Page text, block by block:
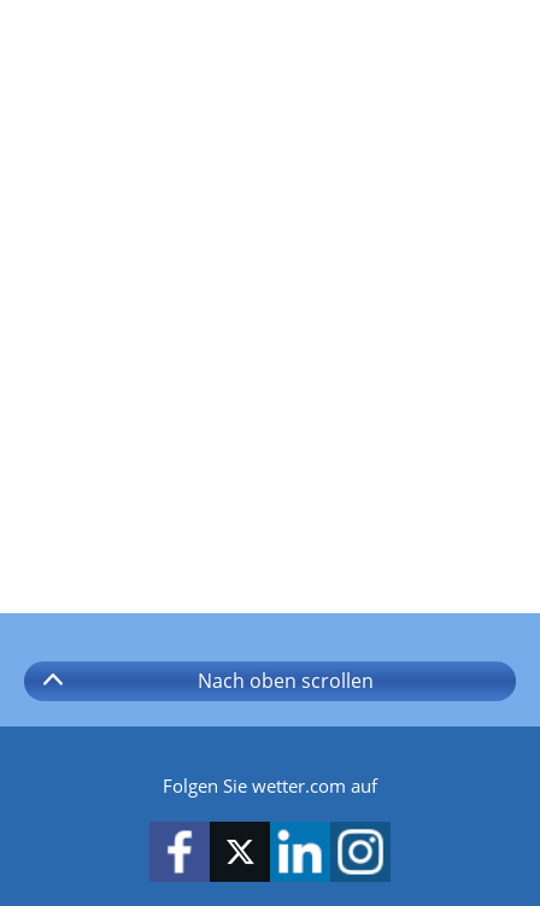
Nach oben scrollen
Folgen Sie wetter.com auf